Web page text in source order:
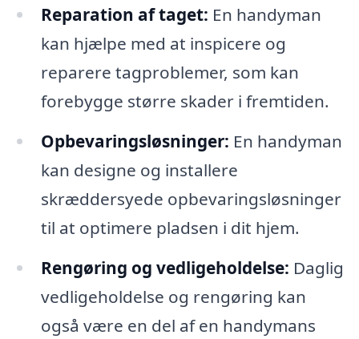
Reparation af taget: En handyman
kan hjælpe med at inspicere og
reparere tagproblemer, som kan
forebygge større skader i fremtiden.
Opbevaringsløsninger: En handyman
kan designe og installere
skræddersyede opbevaringsløsninger
til at optimere pladsen i dit hjem.
Rengøring og vedligeholdelse: Daglig
vedligeholdelse og rengøring kan
også være en del af en handymans